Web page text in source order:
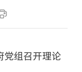
组召开理论